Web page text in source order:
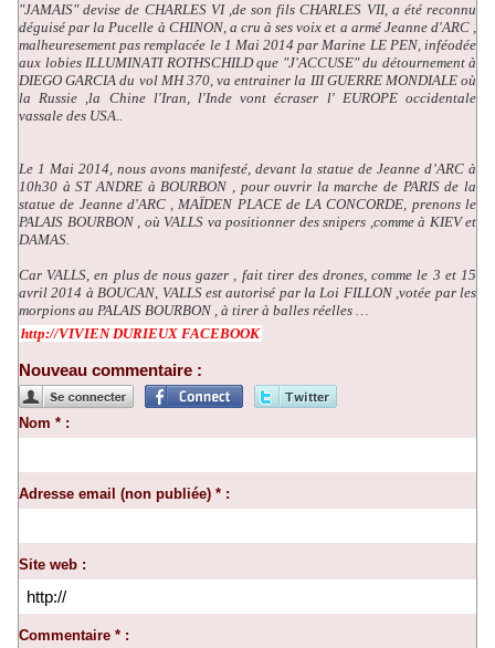
"JAMAIS" devise de CHARLES VI ,de son fils CHARLES VII, a été reconnu
déguisé par la Pucelle à CHINON, a cru à ses voix et a armé Jeanne d'ARC ,
malheuresement pas remplacée le 1 Mai 2014 par Marine LE PEN, inféodée
aux lobies ILLUMINATI ROTHSCHILD que "J'ACCUSE" du détournement à
DIEGO GARCIA du vol MH 370, va entrainer la III GUERRE MONDIALE où
la Russie ,la Chine l'Iran, l'Inde vont écraser l' EUROPE occidentale
vassale des USA..
Le 1 Mai 2014, nous avons manifesté, devant la statue de Jeanne d’ARC à
10h30 à ST ANDRE à BOURBON , pour ouvrir la marche de PARIS de la
statue de Jeanne d'ARC , MAÏDEN PLACE de LA CONCORDE, prenons le
PALAIS BOURBON , où VALLS va positionner des snipers ,comme à KIEV et
DAMAS.
Car VALLS, en plus de nous gazer , fait tirer des drones, comme le 3 et 15
avril 2014 à BOUCAN, VALLS est autorisé par la Loi FILLON ,votée par les
morpions au PALAIS BOURBON , à tirer à balles réelles …
http://VIVIEN DURIEUX FACEBOOK
Nouveau commentaire :
Nom * :
Adresse email (non publiée) * :
Site web :
Commentaire * :